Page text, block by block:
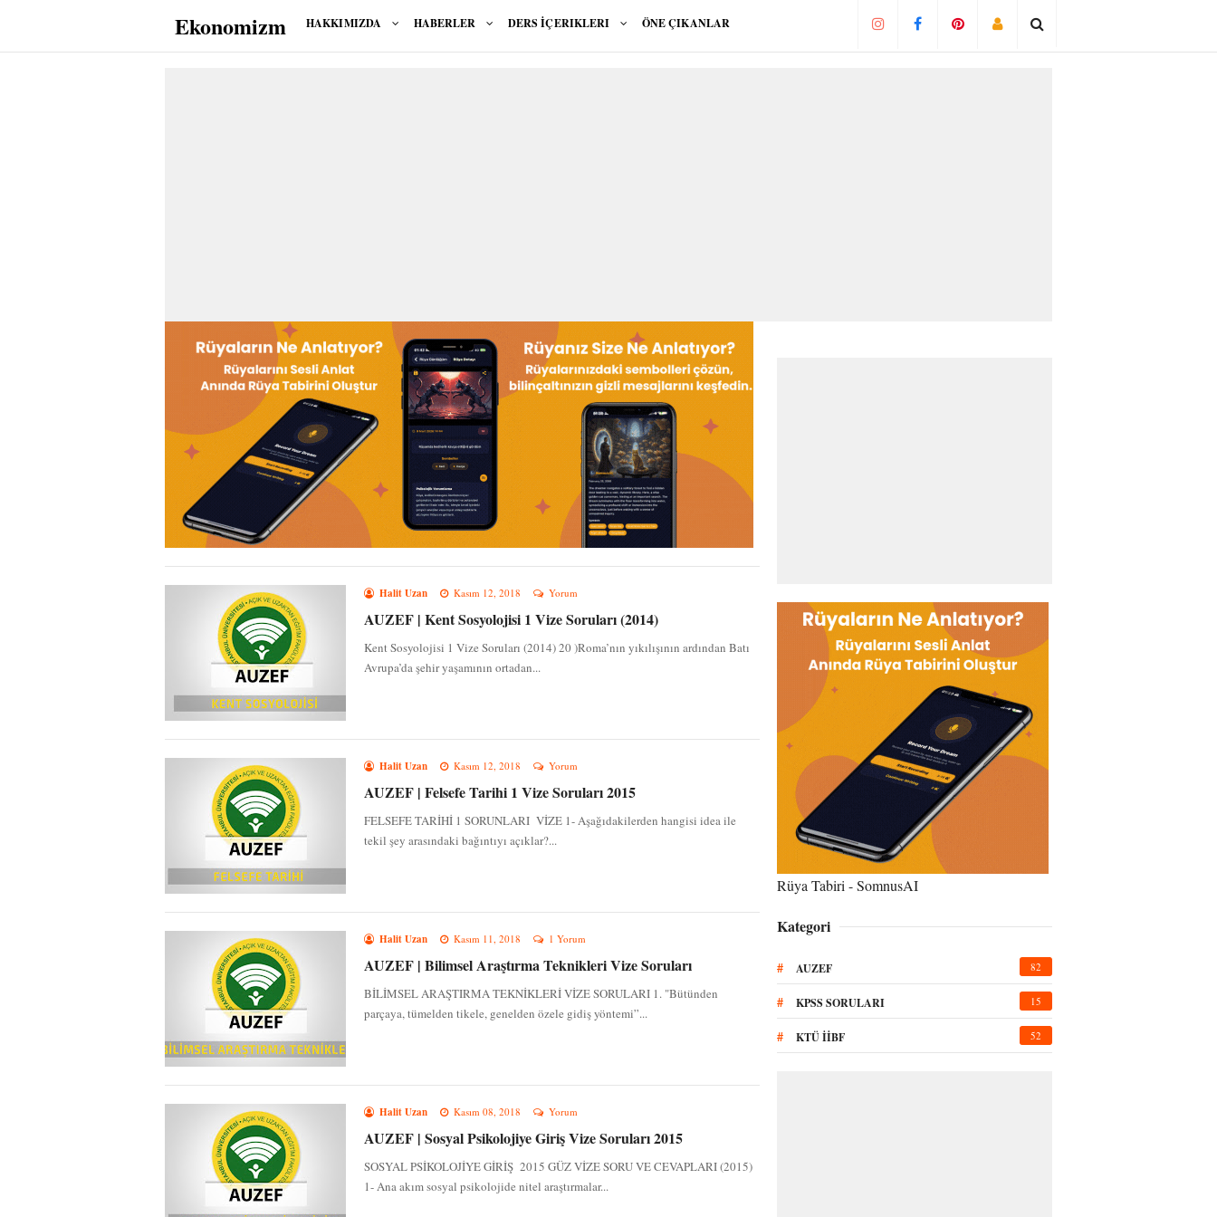
Ekonomizm HAKKIMIZDA HABERLER DERS İÇERIKLERI ÖNE ÇIKANLAR
Halit Uzan Kasım 12, 2018 Yorum
AUZEF | Kent Sosyolojisi 1 Vize Soruları (2014)
Kent Sosyolojisi 1 Vize Soruları (2014) 20 )Roma’nın yıkılışının ardından Batı
Avrupa’da şehir yaşamının ortadan...
Halit Uzan Kasım 12, 2018 Yorum
AUZEF | Felsefe Tarihi 1 Vize Soruları 2015
FELSEFE TARİHİ 1 SORUNLARI VİZE 1- Aşağıdakilerden hangisi idea ile
tekil şey arasındaki bağıntıyı açıklar?...
Halit Uzan Kasım 11, 2018 1 Yorum
AUZEF | Bilimsel Araştırma Teknikleri Vize Soruları
BİLİMSEL ARAŞTIRMA TEKNİKLERİ VİZE SORULARI 1. "Bütünden
parçaya, tümelden tikele, genelden özele gidiş yöntemi”...
Halit Uzan Kasım 08, 2018 Yorum
AUZEF | Sosyal Psikolojiye Giriş Vize Soruları 2015
SOSYAL PSİKOLOJİYE GİRİŞ 2015 GÜZ VİZE SORU VE CEVAPLARI (2015)
1- Ana akım sosyal psikolojide nitel araştırmalar...
Rüya Tabiri - SomnusAI
Kategori
# AUZEF 82
# KPSS SORULARI 15
# KTÜ İİBF 52